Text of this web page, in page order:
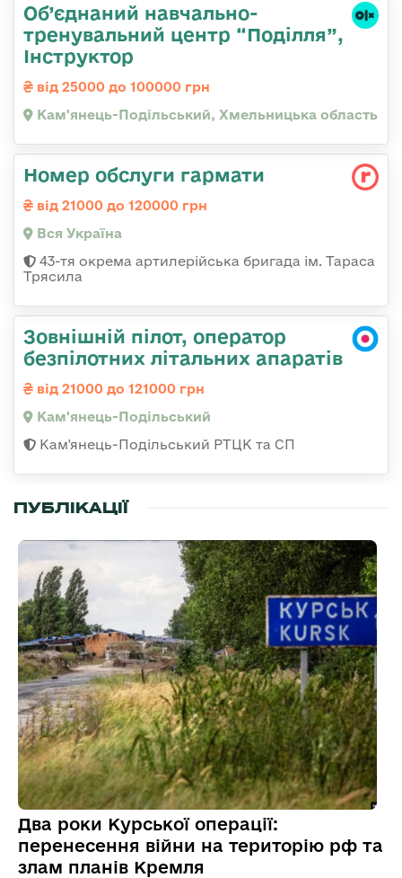
Об’єднаний навчально-
тренувальний центр “Поділля”,
Інструктор
від 25000 до 100000 грн
Кам'янець-Подільський, Хмельницька область
Номер обслуги гармати
від 21000 до 120000 грн
Вся Україна
43-тя окрема артилерійська бригада ім. Тараса
Трясила
Зовнішній пілот, оператор
безпілотних літальних апаратів
від 21000 до 121000 грн
Кам'янець-Подільський
Кам'янець-Подільський РТЦК та СП
ПУБЛІКАЦІЇ
Два роки Курської операції:
перенесення війни на територію рф та
злам планів Кремля